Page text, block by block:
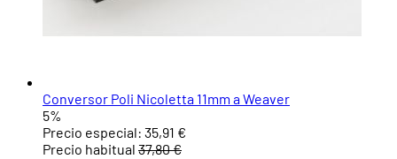
Conversor Poli Nicoletta 11mm a Weaver
5%
Precio especial: 35,91 €
Precio habitual 37,80 €